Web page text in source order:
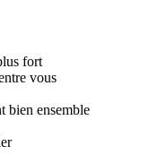
fort
vous
bien ensemble